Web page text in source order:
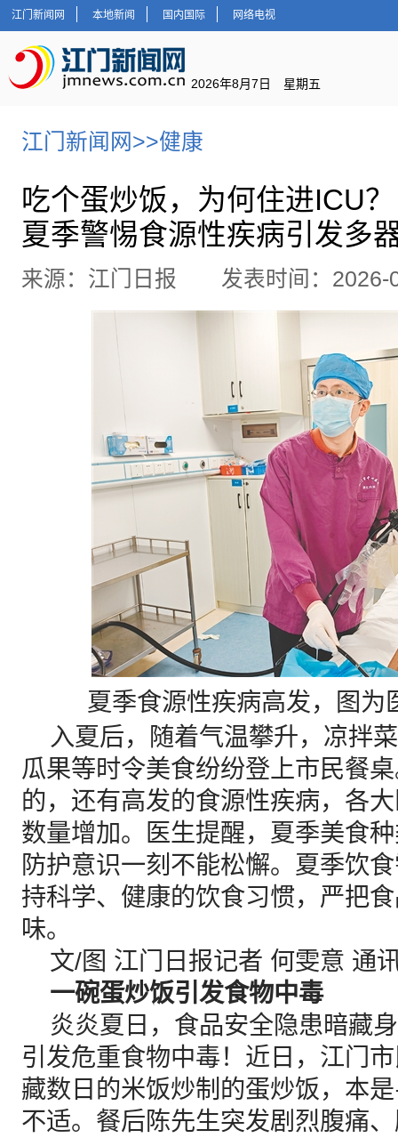
江门新闻网 本地新闻 国内国际 网络电视
2026年8月7日 星期五
江门新闻网 >>健康
吃个蛋炒饭，为何住进ICU？
夏季警惕食源性疾病引发多
来源：江门日报 发表时间：
夏季食源性疾病高发，图为
入夏后，随着气温攀升，凉拌
瓜果等时令美食纷纷登上市民餐
的，还有高发的食源性疾病，各
数量增加。医生提醒，夏季美食
防护意识一刻不能松懈。夏季饮
持科学、健康的饮食习惯，严把
味。
文/图 江门日报记者 何雯意 通
一碗蛋炒饭引发食物中毒
炎炎夏日，食品安全隐患暗藏
引发危重食物中毒！近日，江门
藏数日的米饭炒制的蛋炒饭，本
不适。餐后陈先生突发剧烈腹痛